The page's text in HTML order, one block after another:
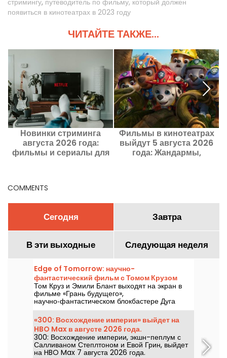
появиться в кинотеатрах в 2023 году
ЧИТАЙТЕ ТАКЖЕ...
Новинки стриминга
августа 2026 года:
фильмы и сериалы для
Фильмы в кинотеатрах
выйдут 5 августа 2026
года: Жандармы,
COMMENTS
Сегодня Завтра
В эти выходные Следующая неделя
Edge of Tomorrow: научно-
фантастический фильм с Томом Крузом
выходит на Netflix
Том Круз и Эмили Блант выходят на экран в
фильме «Грань будущего»,
научно‑фантастическом блокбастере Дуга
Лаймана, который будет доступен на Netflix с
6 августа 2026 года.
«300: Восхождение империи» выйдет на
HBO Max в августе 2026 года.
300: Восхождение империи, экшн-пеплум с
Салливаном Степлтоном и Евой Грин, выйдет
на HBO Max 7 августа 2026 года.